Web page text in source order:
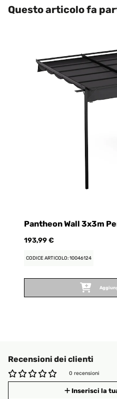
Questo articolo fa
Pantheon Wall 3x3m
193,99 €
CODICE ARTICOLO: 10046124
Recensioni dei clienti
0 recensioni
Inserisci la